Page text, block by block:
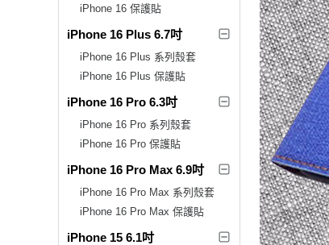
iPhone 16 保護貼
iPhone 16 Plus 6.7吋
iPhone 16 Plus 系列殼套
iPhone 16 Plus 保護貼
iPhone 16 Pro 6.3吋
iPhone 16 Pro 系列殼套
iPhone 16 Pro 保護貼
iPhone 16 Pro Max 6.9吋
iPhone 16 Pro Max 系列殼套
iPhone 16 Pro Max 保護貼
iPhone 15 6.1吋